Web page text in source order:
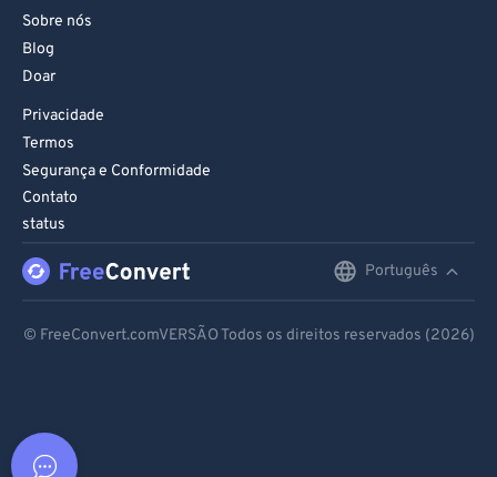
Sobre nós
Blog
Doar
Privacidade
Termos
Segurança e Conformidade
Contato
status
Português
© FreeConvert.comVERSÃO Todos os direitos reservados (2026)